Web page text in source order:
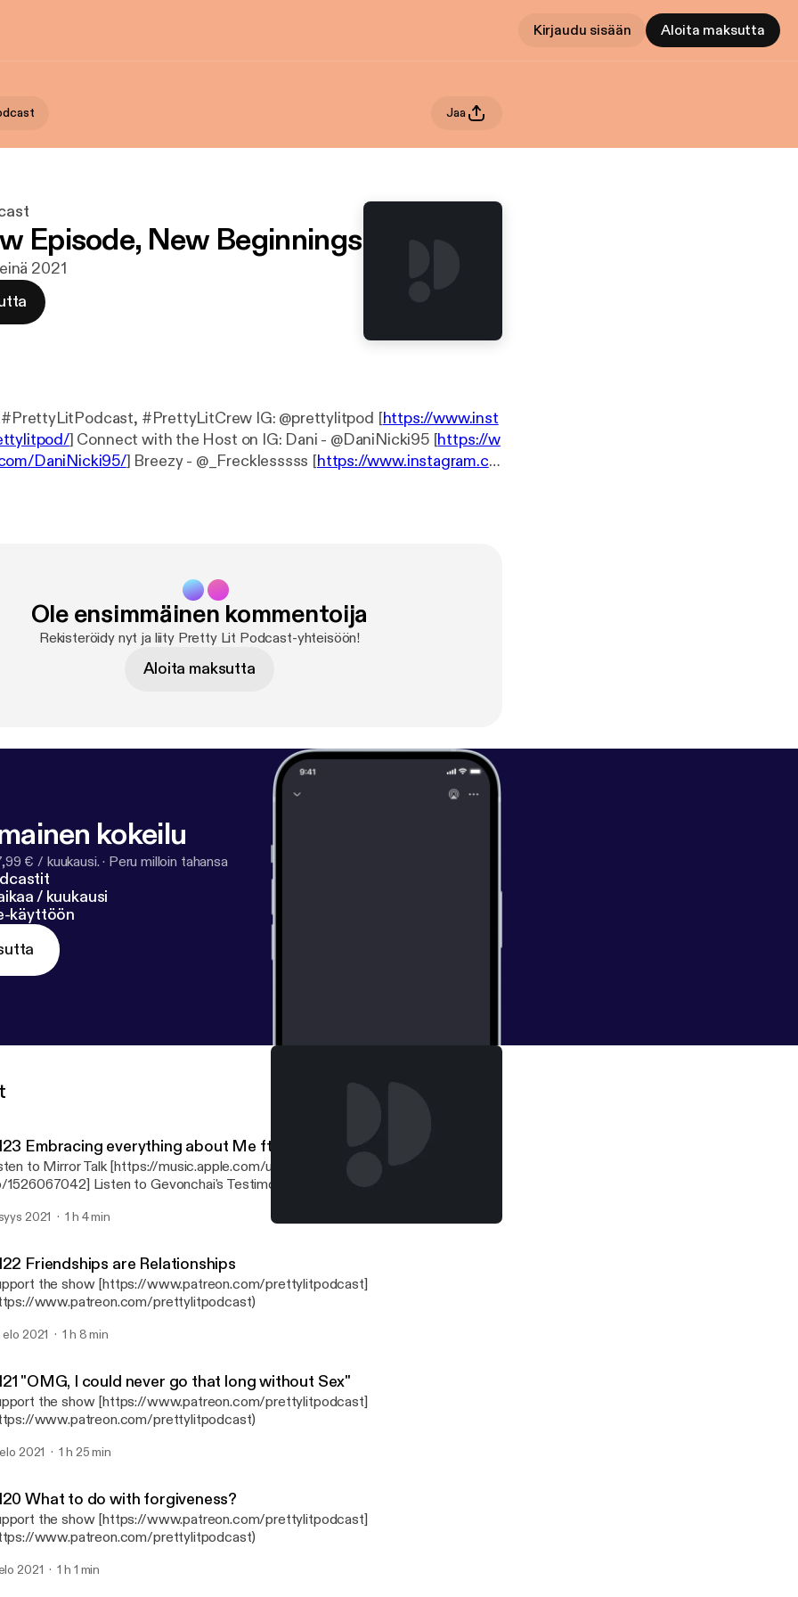
Kirjaudu sisään Aloita maksutta
Jaa
Episode, New Beginnings
2021
Hi, we're back. #PrettyLitPodcast, #PrettyLitCrew IG: @prettylitpod [https://www.inst
] Connect with the Host on IG: Dani - @DaniNicki95 [https://w
DaniNicki95/] Breezy - @_Frecklesssss [https://www.instagram.co
prettylitpodcast
Ole ensimmäinen kommentoija
Rekisteröidy nyt ja liity Pretty Lit Podcast-yhteisöön!
Aloita maksutta
kokeilu
€ / kuukausi. · Peru milloin tahansa
/ kuukausi
käyttöön
Embracing everything about Me ft. @Gevonchai
to Mirror Talk [https://music.apple.com/us/album/mirror-talk-vol-1-
1526067042] Listen to Gevonchai's Testimony
Connect with Gevonchai on IG: @Gevonchai
www.instagram.com/ghettomantras/?utm_medium=copy_link] Purchase a
Package www.GhettoMantras.com [https://www.ghettomantras.com/]
#PrettyLitCrew IG: @prettylitpod
www.instagram.com/prettylitpod/] Connect with the Host on IG: Dani -
[https://www.instagram.com/DaniNicki95/] Breezy - @_Frecklesssss
www.instagram.com/_Frecklesssss/] Brittany Shontel - @BrittanyShontel
www.patreon.com/prettylitpodcast]
www.patreon.com/prettylitpodcast)
2021 1 h 4 min
Friendships are Relationships
the show [https://www.patreon.com/prettylitpodcast]
www.patreon.com/prettylitpodcast)
elo 2021 1 h 8 min
"OMG, I could never go that long without Sex"
the show [https://www.patreon.com/prettylitpodcast]
www.patreon.com/prettylitpodcast)
elo 2021 1 h 25 min
What to do with forgiveness?
the show [https://www.patreon.com/prettylitpodcast]
www.patreon.com/prettylitpodcast)
2021 1 h 1 min